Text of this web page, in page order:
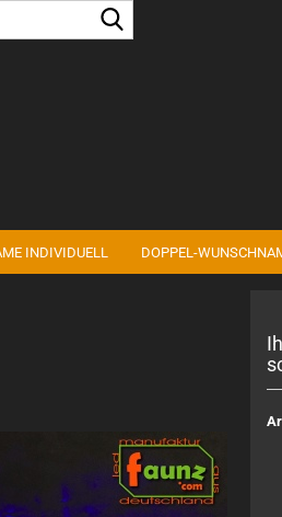
Sprache auswählen
INDIVIDUELL DOPPEL-